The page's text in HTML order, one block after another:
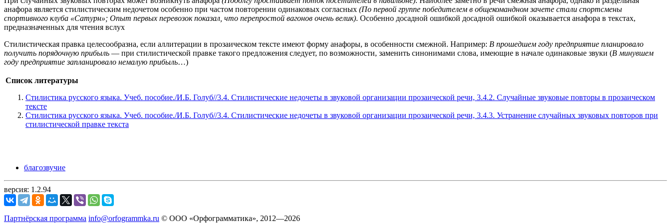
анафора является стилистическим недочетом особенно при частом повторении одинаковых согласных (По первой группе победителем в общекомандном зачете стали спортсмены
спортивного клуба «Сатурн»; Опыт первых перевозок показал, что перепростой вагонов очень велик). Особенно досадной ошибкой досадной ошибкой оказывается анафора в текстах,
предназначенных для чтения вслух
Стилистическая правка целесообразна, если аллитерации в прозаическом тексте имеют форму анафоры, в особенности смежной. Например: В прошедшем году предприятие планировало
получить порядочную прибыль — при стилистической правке такого предложения следует, по возможности, заменить синонимами слова, имеющие в начале одинаковые звуки (В минувшем
году предприятие запланировало немалую прибыль…)
Список литературы
Стилистика русского языка. Учеб. пособие./И.Б. Голуб//3.4. Стилистические недочеты в звуковой организации прозаической речи, 3.4.2. Случайные звуковые повторы в прозаическом
тексте
Стилистика русского языка. Учеб. пособие./И.Б. Голуб//3.4. Стилистические недочеты в звуковой организации прозаической речи, 3.4.3. Устранение случайных звуковых повторов при
стилистической правке текста
благозвучие
версия: 1.2.94
Партнёрская программа info@orfogrammka.ru © ООО «Орфограмматика», 2012—2026